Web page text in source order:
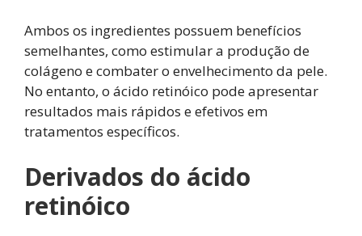
Ambos os ingredientes possuem benefícios
semelhantes, como estimular a produção de
colágeno e combater o envelhecimento da pele.
No entanto, o ácido retinóico pode apresentar
resultados mais rápidos e efetivos em
tratamentos específicos.
Derivados do ácido
retinóico